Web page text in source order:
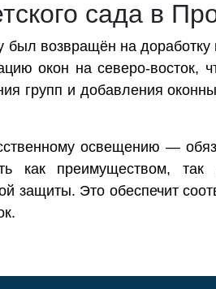
сада в
возвращён на доработку
окон на северо-восток,
групп и добавления
освещению —
как преимуществом,
защиты. Это обеспечит